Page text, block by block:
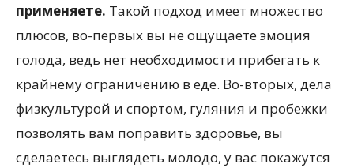
применяете. Такой подход имеет множество
плюсов, во-первых вы не ощущаете эмоция
голода, ведь нет необходимости прибегать к
крайнему ограничению в еде. Во-вторых, дела
физкультурой и спортом, гуляния и пробежки
позволять вам поправить здоровье, вы
сделаетесь выглядеть молодо, у вас покажутся